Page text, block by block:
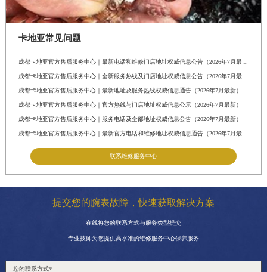
卡地亚常见问题
成都卡地亚官方售后服务中心｜最新地址及服务热线权威信息通告（2026年7月最新）
成都卡地亚官方售后服务中心｜官方热线与门店地址权威信息公示（2026年7月最新）
成都卡地亚官方售后服务中心｜服务电话及全部地址权威信息公告（2026年7月最新）
联系维修服务中心
提交您的腕表故障，快速获取解决方案
在线将您的联系方式与服务类型提交
专业技师为您提供高水准的维修服务中心保养服务